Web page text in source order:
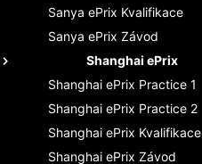
Sanya ePrix Kvalifikace
Sanya ePrix Závod
Shanghai ePrix
Shanghai ePrix Practice 1
Shanghai ePrix Practice 2
Shanghai ePrix Kvalifikace
Shanghai ePrix Závod